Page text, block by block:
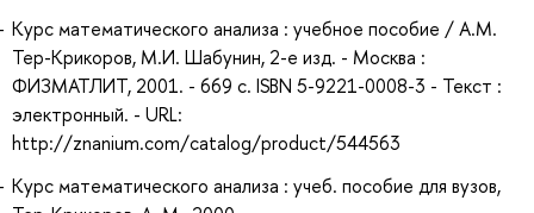
Курс математического анализа : учебное пособие / А.М.
Тер-Крикоров, М.И. Шабунин, 2-е изд. - Москва :
ФИЗМАТЛИТ, 2001. - 669 с. ISBN 5-9221-0008-3 - Текст :
электронный. - URL:
http://znanium.com/catalog/product/544563
Курс математического анализа : учеб. пособие для вузов,